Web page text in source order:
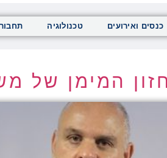
כנסים ואירועים טכנולוגיה
המימן של